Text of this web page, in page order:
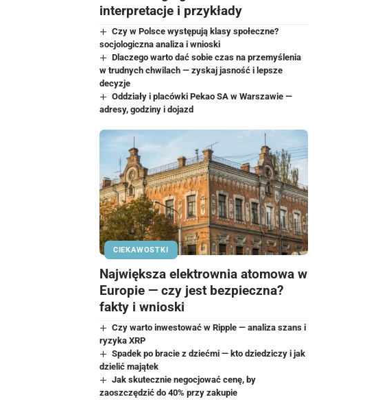
interpretacje i przykłady
Czy w Polsce występują klasy społeczne?
socjologiczna analiza i wnioski
Dlaczego warto dać sobie czas na przemyślenia
w trudnych chwilach — zyskaj jasność i lepsze
decyzje
Oddziały i placówki Pekao SA w Warszawie —
adresy, godziny i dojazd
CIEKAWOSTKI
Największa elektrownia atomowa w
Europie — czy jest bezpieczna?
fakty i wnioski
Czy warto inwestować w Ripple — analiza szans i
ryzyka XRP
Spadek po bracie z dziećmi — kto dziedziczy i jak
dzielić majątek
Jak skutecznie negocjować cenę, by
zaoszczędzić do 40% przy zakupie